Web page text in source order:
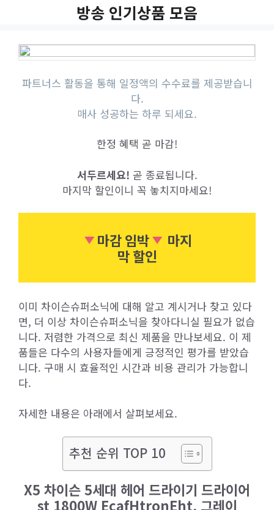
방송 인기상품 모음
파트너스 활동을 통해 일정액의 수수료를 제공받습니
다.
매사 성공하는 하루 되세요.
한정 혜택 곧 마감!
서두르세요! 곧 종료됩니다.
마지막 할인이니 꼭 놓치지마세요!
마감 임박
마지
막 할인
이미 차이슨슈퍼소닉에 대해 알고 계시거나 찾고 있다
면, 더 이상 차이슨슈퍼소닉을 찾아다니실 필요가 없습
니다. 저렴한 가격으로 최신 제품을 만나보세요. 이 제
품들은 다수의 사용자들에게 긍정적인 평가를 받았습
니다. 구매 시 효율적인 시간과 비용 관리가 가능합니
다.
자세한 내용은 아래에서 살펴보세요.
추천 순위 TOP 10
X5 차이슨 5세대 헤어 드라이기 드라이어
st 1800W EcafHtronEht, 그레이